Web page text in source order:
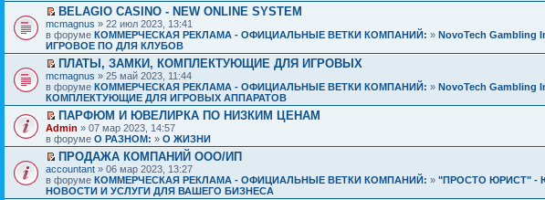
BELAGIO CASINO - NEW ONLINE SYSTEM
mcmagnus » 22 июл 2023, 13:41
в форуме КОММЕРЧЕСКАЯ РЕКЛАМА - ОФИЦИАЛЬНЫЕ ВЕТКИ КОМПАНИЙ: » NovoTech Gambling
ИГРОВОЕ ПО ДЛЯ КЛУБОВ
ПЛАТЫ, ЗАМКИ, КОМПЛЕКТУЮЩИЕ ДЛЯ ИГРОВЫХ
mcmagnus » 25 май 2023, 11:44
в форуме КОММЕРЧЕСКАЯ РЕКЛАМА - ОФИЦИАЛЬНЫЕ ВЕТКИ КОМПАНИЙ: » NovoTech Gambling
КОМПЛЕКТУЮЩИЕ ДЛЯ ИГРОВЫХ АППАРАТОВ
ПАРФЮМ И ЮВЕЛИРКА ПО НИЗКИМ ЦЕНАМ
Admin » 07 мар 2023, 14:57
в форуме О РАЗНОМ: » О ЖИЗНИ
ПРОДАЖА КОМПАНИЙ ООО/ИП
accountant » 06 мар 2023, 13:27
в форуме КОММЕРЧЕСКАЯ РЕКЛАМА - ОФИЦИАЛЬНЫЕ ВЕТКИ КОМПАНИЙ: » "ПРОСТО ЮРИСТ" -
НОВОСТИ И УСЛУГИ ДЛЯ ВАШЕГО БИЗНЕСА